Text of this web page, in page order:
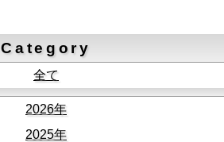
Category
全て
2026年
2025年